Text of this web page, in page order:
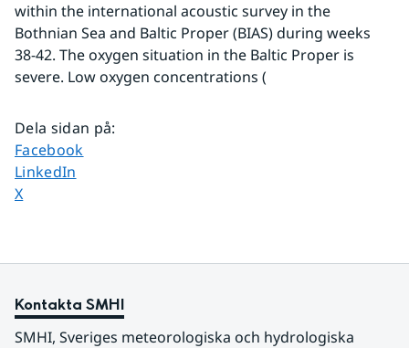
within the international acoustic survey in the
Bothnian Sea and Baltic Proper (BIAS) during weeks
38-42. The oxygen situation in the Baltic Proper is
severe. Low oxygen concentrations (
Dela sidan på:
Dela sidan på
Facebook
Dela sidan på
LinkedIn
Dela sidan på
X
Kontakta SMHI
SMHI, Sveriges meteorologiska och hydrologiska